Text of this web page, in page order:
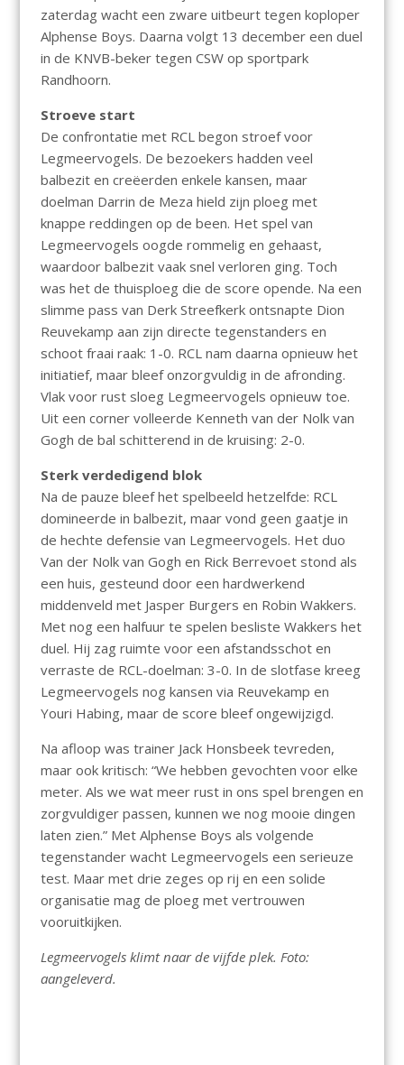
zaterdag wacht een zware uitbeurt tegen koploper
Alphense Boys. Daarna volgt 13 december een duel
in de KNVB-beker tegen CSW op sportpark
Randhoorn.
Stroeve start
De confrontatie met RCL begon stroef voor
Legmeervogels. De bezoekers hadden veel
balbezit en creëerden enkele kansen, maar
doelman Darrin de Meza hield zijn ploeg met
knappe reddingen op de been. Het spel van
Legmeervogels oogde rommelig en gehaast,
waardoor balbezit vaak snel verloren ging. Toch
was het de thuisploeg die de score opende. Na een
slimme pass van Derk Streefkerk ontsnapte Dion
Reuvekamp aan zijn directe tegenstanders en
schoot fraai raak: 1-0. RCL nam daarna opnieuw het
initiatief, maar bleef onzorgvuldig in de afronding.
Vlak voor rust sloeg Legmeervogels opnieuw toe.
Uit een corner volleerde Kenneth van der Nolk van
Gogh de bal schitterend in de kruising: 2-0.
Sterk verdedigend blok
Na de pauze bleef het spelbeeld hetzelfde: RCL
domineerde in balbezit, maar vond geen gaatje in
de hechte defensie van Legmeervogels. Het duo
Van der Nolk van Gogh en Rick Berrevoet stond als
een huis, gesteund door een hardwerkend
middenveld met Jasper Burgers en Robin Wakkers.
Met nog een halfuur te spelen besliste Wakkers het
duel. Hij zag ruimte voor een afstandsschot en
verraste de RCL-doelman: 3-0. In de slotfase kreeg
Legmeervogels nog kansen via Reuvekamp en
Youri Habing, maar de score bleef ongewijzigd.
Na afloop was trainer Jack Honsbeek tevreden,
maar ook kritisch: “We hebben gevochten voor elke
meter. Als we wat meer rust in ons spel brengen en
zorgvuldiger passen, kunnen we nog mooie dingen
laten zien.” Met Alphense Boys als volgende
tegenstander wacht Legmeervogels een serieuze
test. Maar met drie zeges op rij en een solide
organisatie mag de ploeg met vertrouwen
vooruitkijken.
Legmeervogels klimt naar de vijfde plek. Foto:
aangeleverd.